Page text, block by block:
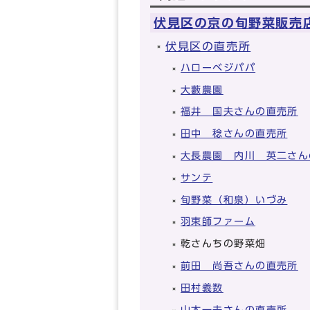
伏見区の京の旬野菜販売
伏見区の直売所
ハローベジパパ
大藪農園
福井 国夫さんの直売所
田中 稔さんの直売所
大長農園 内川 英二さん
サンテ
旬野菜（和泉）いづみ
羽束師ファーム
乾さんちの野菜畑
前田 尚吾さんの直売所
田村義数